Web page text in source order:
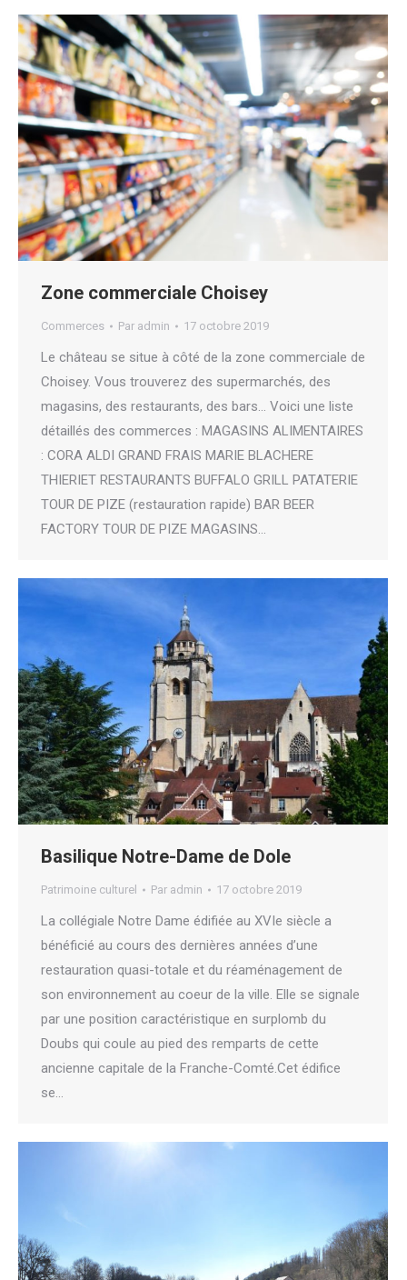
Zone commerciale Choisey
Commerces Par admin 17 octobre 2019
Le château se situe à côté de la zone commerciale de
Choisey. Vous trouverez des supermarchés, des
magasins, des restaurants, des bars… Voici une liste
détaillés des commerces : MAGASINS ALIMENTAIRES
: CORA ALDI GRAND FRAIS MARIE BLACHERE
THIERIET RESTAURANTS BUFFALO GRILL PATATERIE
TOUR DE PIZE (restauration rapide) BAR BEER
FACTORY TOUR DE PIZE MAGASINS…
Basilique Notre-Dame de Dole
Patrimoine culturel Par admin 17 octobre 2019
La collégiale Notre Dame édifiée au XVIe siècle a
bénéficié au cours des dernières années d’une
restauration quasi-totale et du réaménagement de
son environnement au coeur de la ville. Elle se signale
par une position caractéristique en surplomb du
Doubs qui coule au pied des remparts de cette
ancienne capitale de la Franche-Comté.Cet édifice
se…